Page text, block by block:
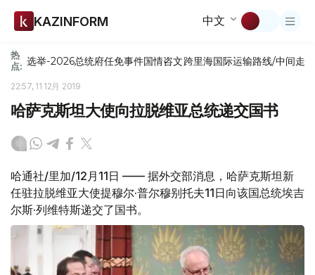
KAZINFORM 中文
热
点: 选举-2026总统府任免事件国情咨文跨里海国际运输路线/中间走廊
22:57, 11 12月 2019
哈萨克斯坦大使向拉脱维亚总统递交国书
哈通社/里加/12月11日 —— 据外交部消息，哈萨克斯坦新
任驻拉脱维亚大使提穆尔·普尔穆别托夫11日向该国总统埃吉
尔斯·列维特斯递交了国书。